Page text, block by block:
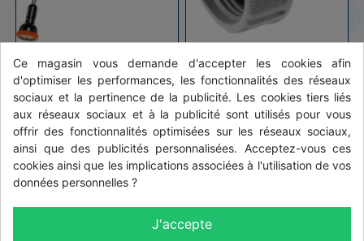
Lançe d'arrosage Nez de robinet

Ce magasin vous demande d'accepter les cookies afin
d'optimiser les performances, les fonctionnalités des réseaux
sociaux et la pertinence de la publicité. Les cookies tiers liés
aux réseaux sociaux et à la publicité sont utilisés pour vous
offrir des fonctionnalités optimisées sur les réseaux sociaux,
ainsi que des publicités personnalisées. Acceptez-vous ces
cookies ainsi que les implications associées à l'utilisation de vos
données personnelles ?
J'accepte